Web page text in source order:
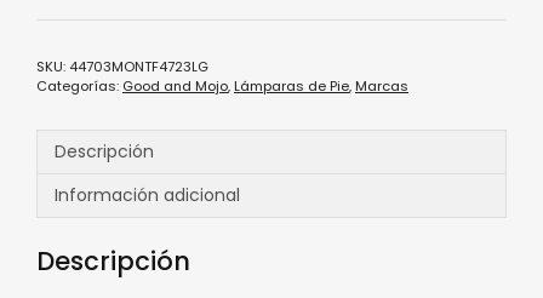
SKU: 44703MONTF4723LG
Categorías: Good and Mojo,Lámparas de Pie,Marcas
Descripción
Información adicional
Descripción